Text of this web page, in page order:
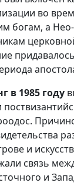
во
богам, а
в 1985 году
и
связь
и